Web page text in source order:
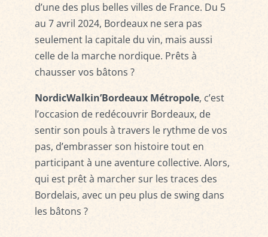
d’une des plus belles villes de France. Du 5
au 7 avril 2024, Bordeaux ne sera pas
seulement la capitale du vin, mais aussi
celle de la marche nordique. Prêts à
chausser vos bâtons ?
NordicWalkin’Bordeaux Métropole, c’est
l’occasion de redécouvrir Bordeaux, de
sentir son pouls à travers le rythme de vos
pas, d’embrasser son histoire tout en
participant à une aventure collective. Alors,
qui est prêt à marcher sur les traces des
Bordelais, avec un peu plus de swing dans
les bâtons ?